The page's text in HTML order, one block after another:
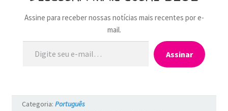
Assine para receber nossas notícias mais recentes por e-
mail.
Digite seu e-mail…
Assinar
Categoria: Português